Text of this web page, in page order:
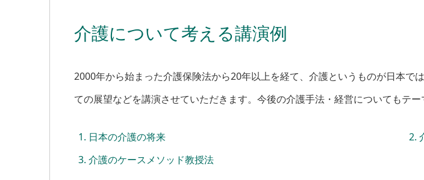
介護について考える講演例
2000年から始まった介護保険法から20年以上を経て、介護というものが日本
ての展望などを講演させていただきます。今後の介護手法・経営についてもテー
日本の介護の将来
介護のケースメソッド教授法